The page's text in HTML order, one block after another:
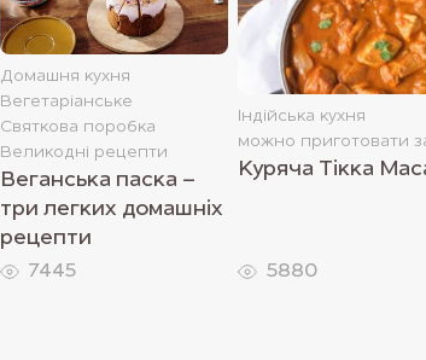
Домашня кухня
Вегетаріанське
Святкова поробка
Великодні рецепти
Веганська паска –
три легких домашніх
рецепти
7445
Індійська кухня
можно приготовати
Куряча Тікка
5880